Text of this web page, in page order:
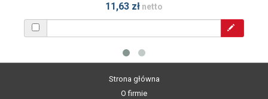
11,63 zł netto
Strona główna
O firmie